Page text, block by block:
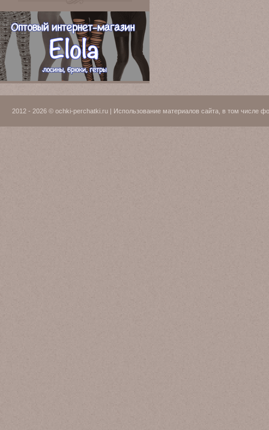
2012 - 2026 © ochki-perchatki.ru | Использование материалов сайта, в том числе